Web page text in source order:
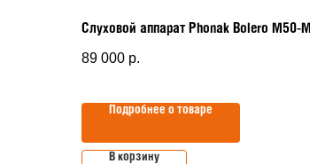
Слуховой аппарат Phonak Bolero M50-M
89 000 р.
Подробнее о товаре
В корзину